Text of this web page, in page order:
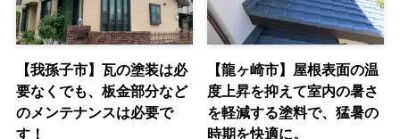
【我孫子市】瓦の塗装は必
要なくでも、板金部分など
のメンテナンスは必要で
す！
【龍ヶ崎市】屋根表面の温
度上昇を抑えて室内の暑さ
を軽減する塗料で、猛暑の
時期を快適に。